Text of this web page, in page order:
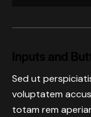
Inputs and
Sed ut
voluptatem
totam rem